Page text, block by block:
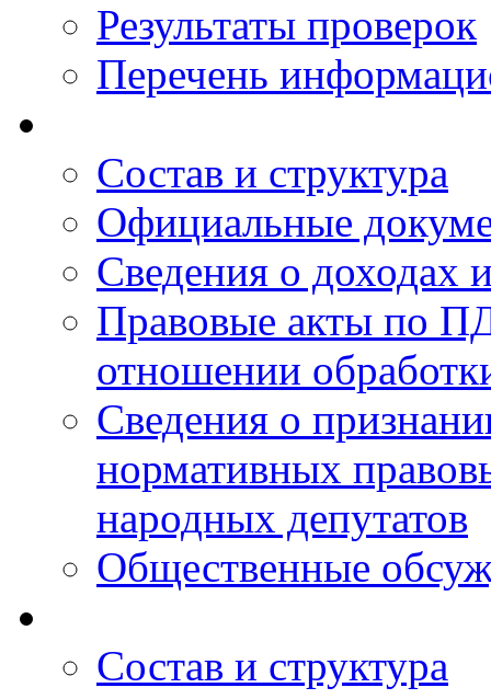
Результаты проверок
Перечень
Состав и структура
Официальные
Сведения о доходах
Правовые акты по
отношении
Сведения о
нормативных
народных депутатов
Общественные
Состав и структура